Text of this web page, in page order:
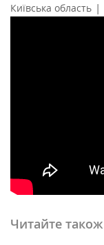
Київська область |
Читайте також